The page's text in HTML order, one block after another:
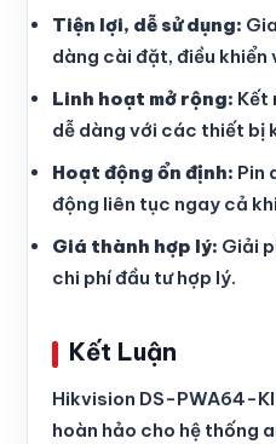
Tiện lợi, dễ sử dụng:
dàng cài đặt, điều khiển
Linh hoạt mở rộng: Kết
dễ dàng với các thiết bị
Hoạt động ổn định: Pin
động liên tục ngay cả
Giá thành hợp lý: Giải
chi phí đầu tư hợp lý.
Kết Luận
Hikvision DS-PWA64-
hoàn hảo cho hệ thống